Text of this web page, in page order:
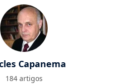
Capanema
184 artigos